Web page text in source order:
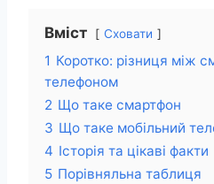
Вміст Сховати
1 Коротко: різниця між
телефоном
2 Що таке смартфон
3 Що таке мобільний
4 Історія та цікаві факти
5 Порівняльна таблиця